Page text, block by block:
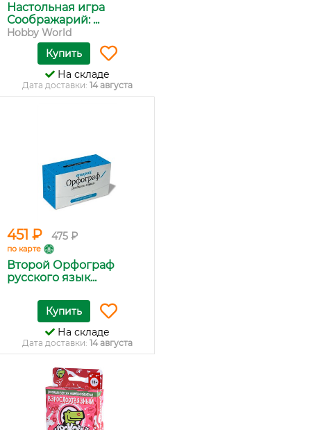
Настольная игра
Соображарий: ...
Hobby World
Купить
На складе
Дата доставки: 14 августа
451 ₽ 475 ₽
по карте
Второй Орфограф
русского язык...
Купить
На складе
Дата доставки: 14 августа